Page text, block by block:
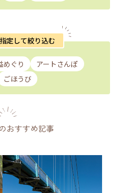
定して絞り込む
めぐり
アートさんぽ
ごほうび
のおすすめ記事